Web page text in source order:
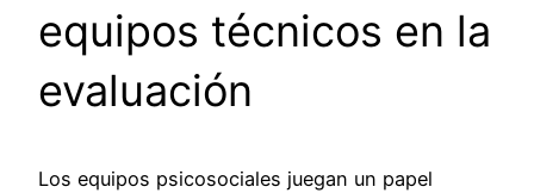
equipos técnicos en la
evaluación
Los equipos psicosociales juegan un papel